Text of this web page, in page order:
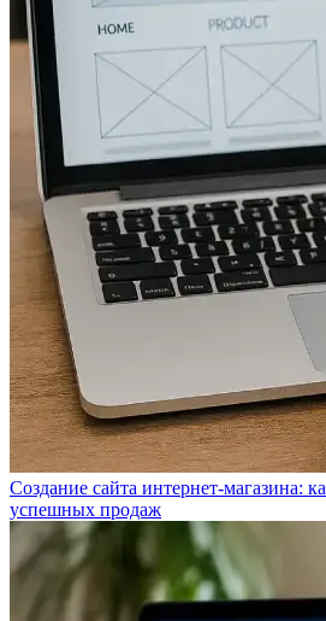
Создание сайта интернет-магазина:
успешных продаж